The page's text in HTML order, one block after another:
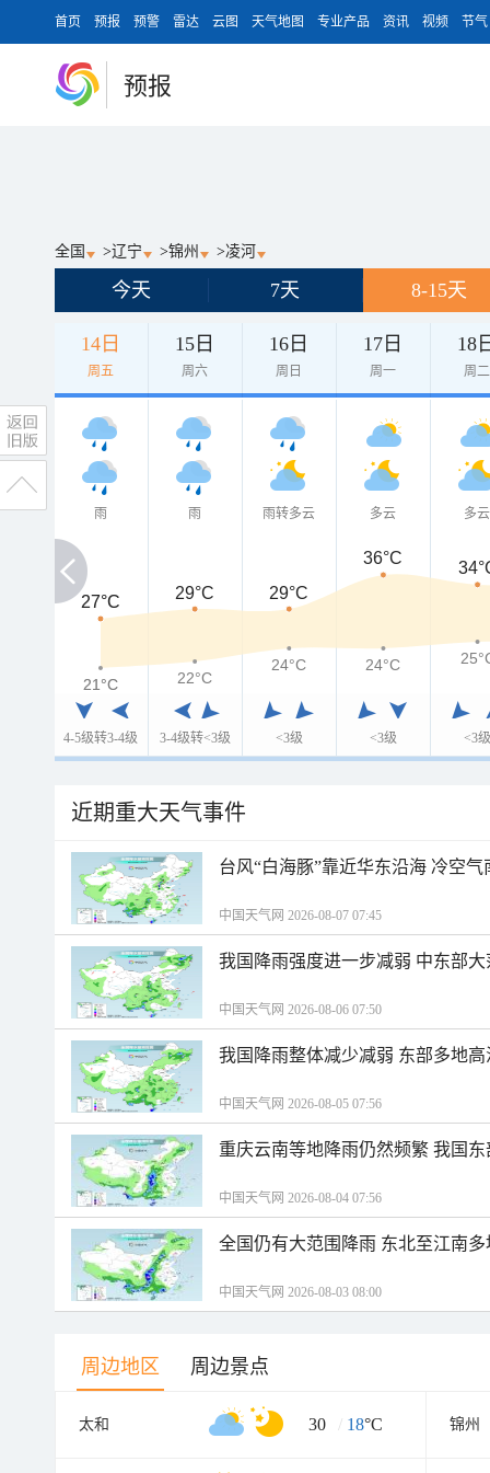
首页 预报 预警 雷达 云图 天气地图 专业产品 资讯 视频 节气
预报
全国 >辽宁 >锦州 >凌河
今天 7天 8-15天
14日
周五
15日
周六
16日
周日
17日
周一
18
周二
雨
4-5级转3-4级
雨
3-4级转<3级
雨转多云
<3级
多云
<3级
多云
<3级
27°C
27°C
29°C 29°C
36°C
21°C
21°C 22°C
24°C 24°C
近期重大天气事件
台风“白海豚”靠近华东沿海 冷空
中国天气网 2026-08-07 07:45
我国降雨强度进一步减弱 中东部
中国天气网 2026-08-06 07:50
我国降雨整体减少减弱 东部多地
中国天气网 2026-08-05 07:56
重庆云南等地降雨仍然频繁 我国
中国天气网 2026-08-04 07:56
全国仍有大范围降雨 东北至江南
中国天气网 2026-08-03 08:00
周边地区 周边景点
太和 30 / 18°C 锦州